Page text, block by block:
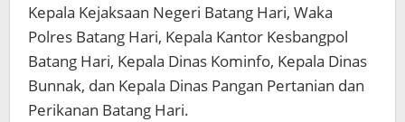
Kepala Kejaksaan Negeri Batang Hari, Waka
Polres Batang Hari, Kepala Kantor Kesbangpol
Batang Hari, Kepala Dinas Kominfo, Kepala Dinas
Bunnak, dan Kepala Dinas Pangan Pertanian dan
Perikanan Batang Hari.